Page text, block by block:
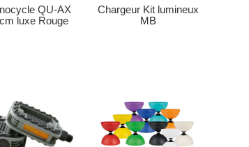
QU-AX
luxe Rouge
Chargeur Kit lumineux
MB